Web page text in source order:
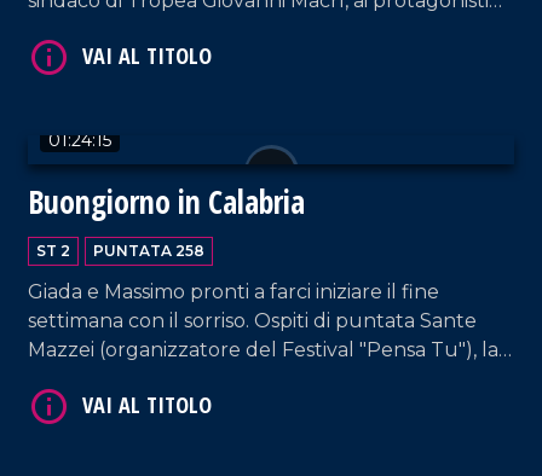
Pierfrancesco Giraldi, e Matteo Ferraro e Manuel
01:24:15
Buongiorno in Calabria
ST 2 PUNTATA 258
Giada e Massimo pronti a farci iniziare il fine
settimana con il sorriso. Ospiti di puntata Sante
Mazzei (organizzatore del Festival "Pensa Tu"), la
Francesca Alessia Cipparrone e "i_cannarelliz"